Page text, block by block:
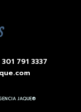
301 791 3337
JAQUE®